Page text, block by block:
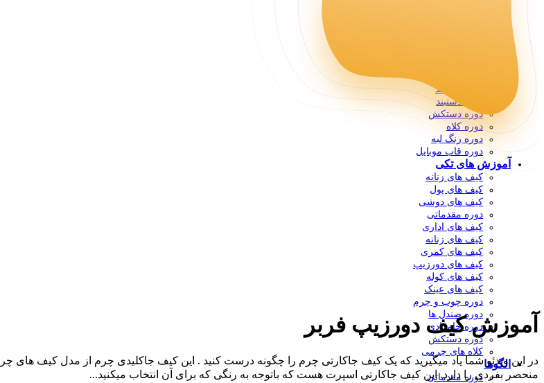
دوره کمربند
دوره دستبند
دوره دستکش
دوره کلاه
دوره رنگ لبه
دوره قاب موبایل
آموزش های تکی
کیف های زنانه
کیف های پول
کیف های دوشی
دوره مقدماتی
کیف های اداری
کیف های زنانه
کیف های کمری
کیف های دورزیپ
کیف های کوله
کیف های عینک
دوره چوب و چرم
دوره صندل ها
دوره جامدادی
دوره دستکش
کلاه های چرمی
الگوها
دوره مقدماتی
آموزش کیف دورزیپ فربر
در این ویدئو شما یاد میگیرید که یک کیف جاکارتی چرم را چگونه درست کنید . این کیف جاکلیدی چرم از مدل کیف
منحصر بفردی را دارد. این کیف جاکارتی اسپرت هست که باتوجه به رنگی که برای آن انتخاب میکنید…